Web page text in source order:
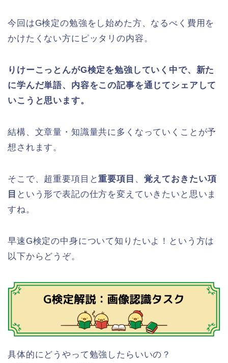
今回はG検定の勉強をし始めた方、なるべく費用を
かけたくない方にピッタリの内容。
りけーこっとんがG検定を勉強していく中で、新た
に学んだ単語、内容をこの記事を通じてシェアして
いこうと思います。
結構、文章量・知識量共に多くなっていくことが予
想されます。
そこで、 超重要項目 と重要項目 、 覚えておきたい項
目 という形で表記の仕方を変えていきたいと思いま
すね。
早速G検定の中身について知りたいよ！という方は
以下からどうぞ。
具体的にどうやって勉強したらいいの？